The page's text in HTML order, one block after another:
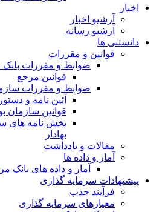
اخبار
آرشیو اخبار
آرشیو رسانه
دانستنی ها
قوانین و مقررات
ضوابط و مقررات
قوانين مرجع
ضوابط و مقررات
آئین نامه و
قوانین سازمان
بخش نامه های
بهادار
مقالات و یادداشت
آمار و داده ها
آمار و داده های بانک
پیشنهادات سرمایه گذاری
فرآیند جذب
معیارهای سرمایه گذاری